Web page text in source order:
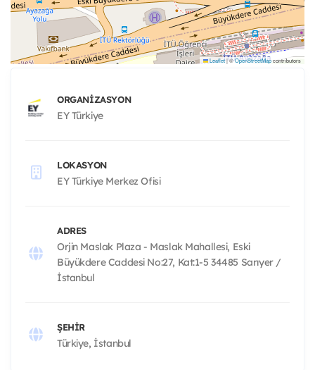
Leaflet|©OpenStreetMapcontributors
ORGANIZASYON
EY Türkiye
LOKASYON
EY Türkiye Merkez Ofisi
ADRES
Orjin Maslak Plaza - Maslak Mahallesi, Eski
Büyükdere Caddesi No:27, Kat:1-5 34485 Sarıyer /
İstanbul
ŞEHIR
Türkiye, İstanbul